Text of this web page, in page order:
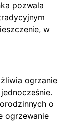
pozwala
w
ogrzanie
o
ogrzewanie